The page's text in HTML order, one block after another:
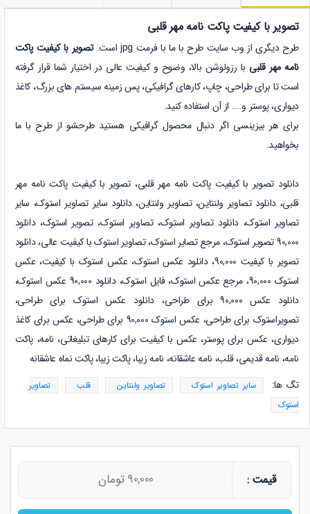
تصویر با کیفیت پاکت نامه مهر قلبی
طرح دیگری از وب سایت طرح با ما با فرمت jpg است.
تصویر با کیفیت پاکت
نامه مهر قلبی با رزولوشن بالا، وضوح و کیفیت عالی در اختیار شما قرار گرفته
است تا برای طراحی، چاپ، کارهای گرافیکی، پس زمینه سیستم های بزرگ، کاغذ
دیواری، پوستر و ... از آن استفاده کنید.
برای هر بیزینسی اگر دنبال محصول گرافیکی هستید طرحشو از طرح با ما
بخواهید.
دانلود تصویر با کیفیت پاکت نامه مهر قلبی، تصویر با کیفیت پاکت نامه مهر
قلبی، دانلودتصاویر ولنتاین،تصاویر ولنتاین،دانلود سایر تصاویر استوک، سایر
تصاویر استوک، دانلودتصاویر استوک،تصاویر استوک، تصویر استوک، دانلود
90,000 تصویر استوک، مرجع تصایر استوک، تصاویر استوک با کیفیت عالی، دانلود
تصویر با کیفیت 90,000، دانلود عکس استوک، عکس استوک با کیفیت، عکس
استوک 90,000، مرجع عکس استوک، فایل استوک، دانلود 90,000 عکس استوک،
دانلود عکس 90,000 برای طراحی، دانلود عکس استوک برای طراحی،
تصویراستوک برای طراحی، عکس استوک 90,000 برای طراحی، عکس برای کاغذ
دیواری، عکس برای پوستر، عکس با کیفیت برای کارهای تبلیغاتی، نامه، پاکت
نامه، نامه قدیمی، قلب، نامه عاشقانه، نامه زیبا، پاکت زیبا، پاکت نماه عاشقانه
تگ ها:
سایر تصاویر استوک تصاویر ولنتاین قلب
تصاویر
استوک
قیمت : 90,000 تومان